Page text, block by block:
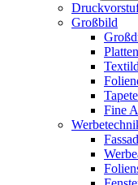
Großbild
Fine